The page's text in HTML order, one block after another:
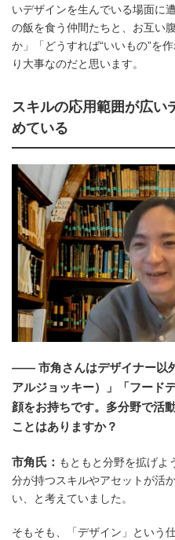
いデザインを生んでいる場面に
の飯を食う仲間たちと、お互い
か」「どうすれば“いいもの”を
り大事なのだと思います。
スキルの応用範囲が広い
めている
―― 市角さんはデザイナー以
アルジョッキー）」「フード
顔をお持ちです。多分野で活
ことはありますか？
市角氏： もともと分野を拡げよ
分が持つスキルやアセットが活
い、と考えていました。
そもそも、「デザイン」という